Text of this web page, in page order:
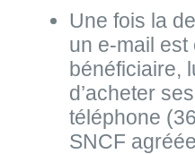
Une fois la
un e-mail est
bénéficiaire,
d’acheter
téléphone
SNCF